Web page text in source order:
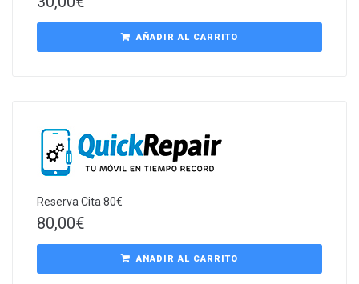
AÑADIR AL CARRITO
Reserva Cita 80€
80,00€
AÑADIR AL CARRITO